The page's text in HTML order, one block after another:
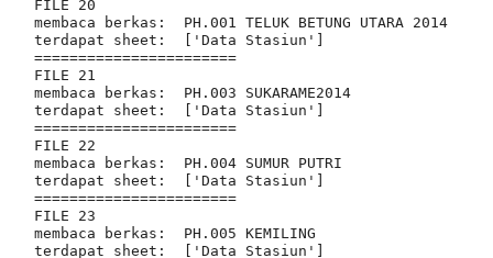
FILE 20
membaca berkas:  PH.001 TELUK BETUNG UTARA 2014
terdapat sheet:  ['Data Stasiun']
=======================
FILE 21
membaca berkas:  PH.003 SUKARAME2014
terdapat sheet:  ['Data Stasiun']
=======================
FILE 22
membaca berkas:  PH.004 SUMUR PUTRI
terdapat sheet:  ['Data Stasiun']
=======================
FILE 23
membaca berkas:  PH.005 KEMILING
terdapat sheet:  ['Data Stasiun']